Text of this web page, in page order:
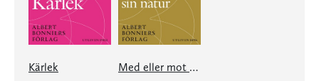
Kärlek Med eller mot sin natur